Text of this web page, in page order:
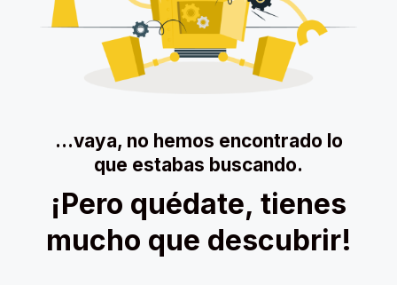
…vaya, no hemos encontrado lo
que estabas buscando.
¡Pero quédate, tienes
mucho que descubrir!